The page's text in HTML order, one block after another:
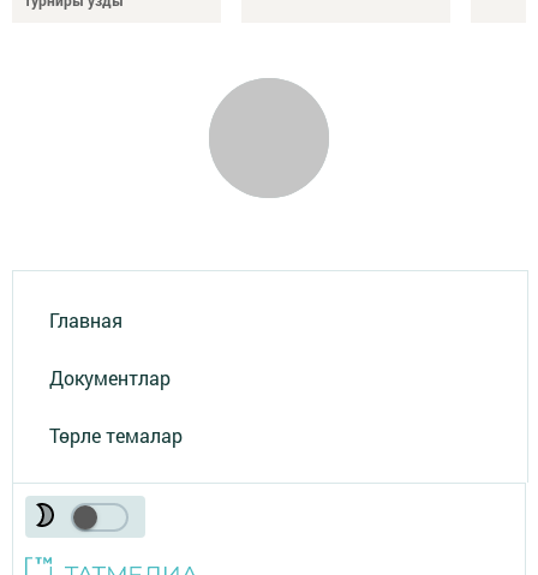
Главная
Документлар
Төрле темалар